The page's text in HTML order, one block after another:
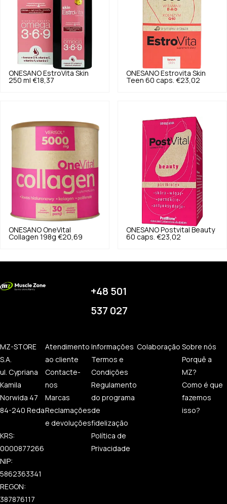
ONESANO EstroVita Skin
250 ml €18,37
ONESANO Estrovita Skin
Teen 60 caps. €23,02
ONESANO OneVital
Collagen 198g €20,69
ONESANO Postvital Beauty
60 caps. €23,02
+48 501
537 027
MZ-STORE
S.A.
ul. Cypriana
Kamila
Norwida 47
84-240 Reda
KRS:
0000877266
NIP:
5862363341
REGON:
387876117
Atendimento
ao cliente
Contacte-
nos
Marcas
Reclamações
e devoluções
Informações
Termos e
Condições
Regulamento
do programa
de
fidelização
Política de
Privacidade
Colaboração Sobre nós
Porquê a
MZ?
Como é que
fazemos
isso?